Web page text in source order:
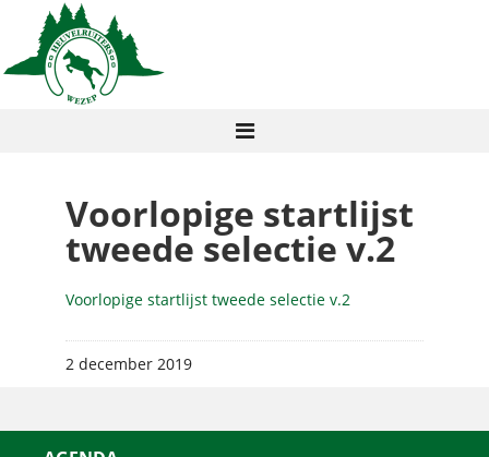
Voorlopige startlijst
tweede selectie v.2
Voorlopige startlijst tweede selectie v.2
2 december 2019